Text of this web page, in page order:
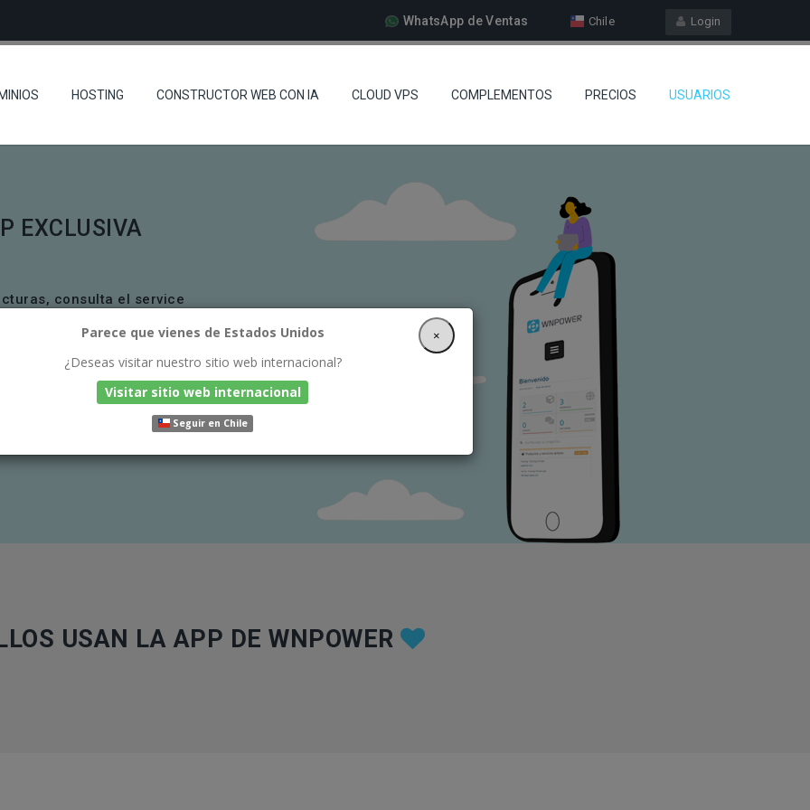
Login
WhatsApp de Ventas Chile
HOSTING CONSTRUCTOR WEB CON IA CLOUD VPS COMPLEMENTOS PRECIOS USUARIOS
EXCLUSIVA
consulta el service
USAN LA APP DE WNPOWER
Parece que vienes de Estados Unidos
¿Deseas visitar nuestro sitio web internacional?
Visitar sitio web internacional
Seguir en Chile
×